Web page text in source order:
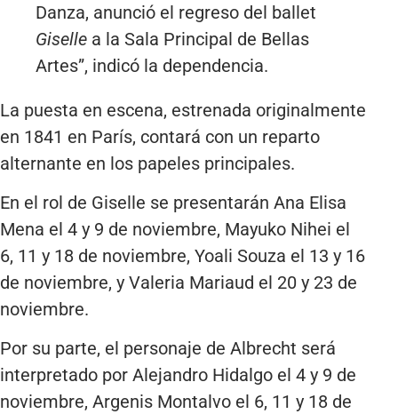
Danza, anunció el regreso del ballet
Giselle a la Sala Principal de Bellas
Artes”, indicó la dependencia.
La puesta en escena, estrenada originalmente
en 1841 en París, contará con un reparto
alternante en los papeles principales.
En el rol de Giselle se presentarán Ana Elisa
Mena el 4 y 9 de noviembre, Mayuko Nihei el
6, 11 y 18 de noviembre, Yoali Souza el 13 y 16
de noviembre, y Valeria Mariaud el 20 y 23 de
noviembre.
Por su parte, el personaje de Albrecht será
interpretado por Alejandro Hidalgo el 4 y 9 de
noviembre, Argenis Montalvo el 6, 11 y 18 de